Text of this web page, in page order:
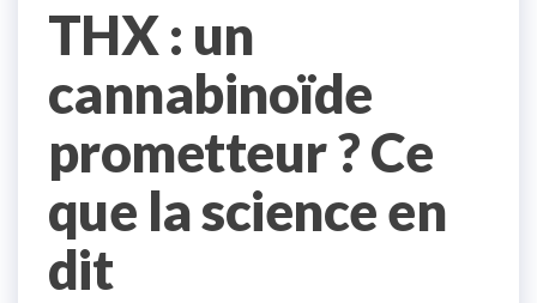
THX : un
cannabinoïde
prometteur ? Ce
que la science en
dit